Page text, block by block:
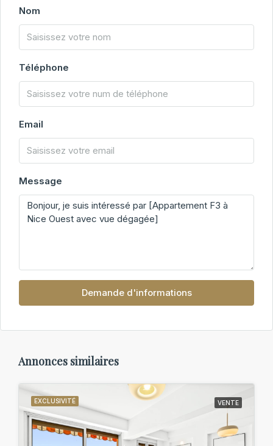
Nom
Téléphone
Email
Message
Demande d'informations
Annonces similaires
EXCLUSIVITÉ VENTE